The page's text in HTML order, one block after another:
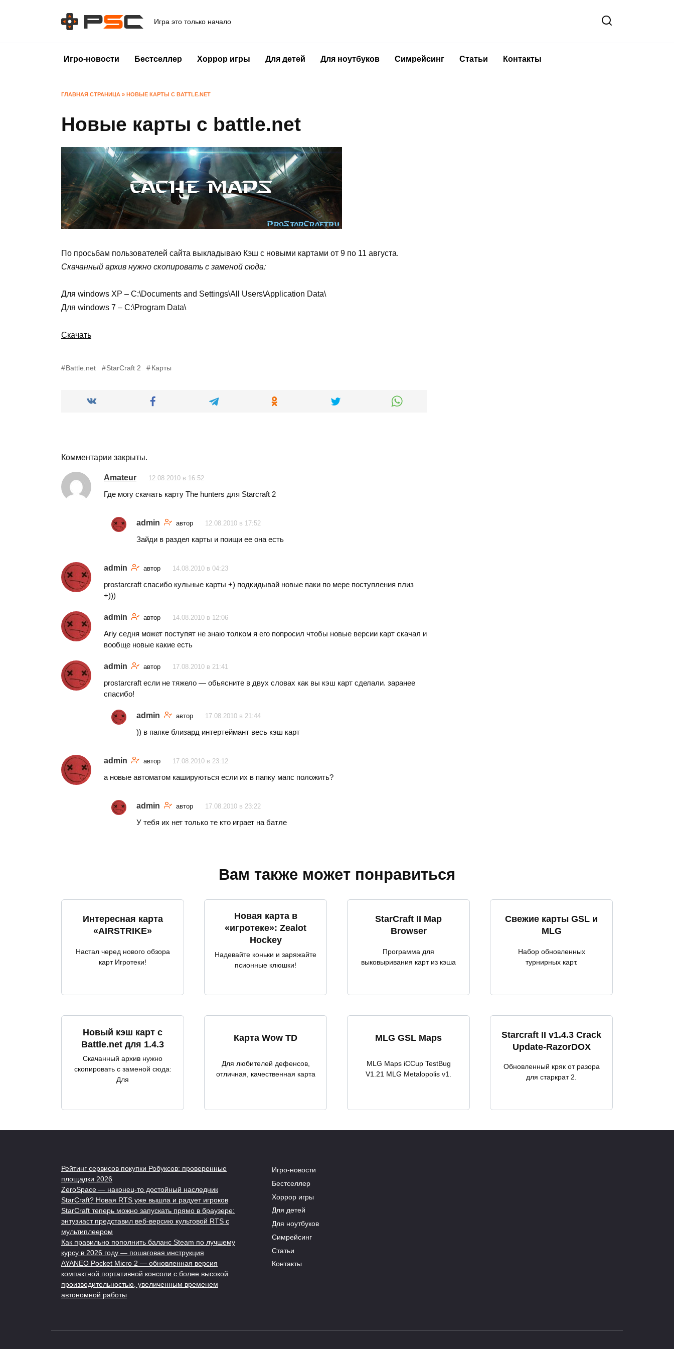
Игра это только начало
Игро-новости Бестселлер Хоррор игры Для детей Для ноутбуков Симрейсинг Статьи Контакты
ГЛАВНАЯ СТРАНИЦА » НОВЫЕ КАРТЫ С BATTLE.NET
Новые карты с battle.net
По просьбам пользователей сайта выкладываю Кэш с новыми картами от 9 по 11 августа.
Скачанный архив нужно скопировать c заменой сюда:
Для windows ХР – C:\Documents and Settings\All Users\Application Data\
Для windows 7 – C:\Program Data\
Скачать
Battle.net StarCraft 2 Карты
Комментарии закрыты.
Amateur 12.08.2010 в 16:52
Где могу скачать карту The hunters для Starcraft 2
admin автор 12.08.2010 в 17:52
Зайди в раздел карты и поищи ее она есть
admin автор 14.08.2010 в 04:23
prostarcraft спасибо кульные карты +) подкидывай новые паки по мере поступления плиз
+)))
admin автор 14.08.2010 в 12:06
Ariy седня может поступят не знаю толком я его попросил чтобы новые версии карт скачал и
вообще новые какие есть
admin автор 17.08.2010 в 21:41
prostarcraft если не тяжело — обьясните в двух словах как вы кэш карт сделали. заранее
спасибо!
admin автор 17.08.2010 в 21:44
)) в папке близард интертеймант весь кэш карт
admin автор 17.08.2010 в 23:12
а новые автоматом кашируються если их в папку мапс положить?
admin автор 17.08.2010 в 23:22
У тебя их нет только те кто играет на батле
Вам также может понравиться
Интересная карта
«AIRSTRIKE»
Настал черед нового обзора
карт Игротеки!
Новая карта в
«игротеке»: Zealot
Hockey
Надевайте коньки и заряжайте
псионные клюшки!
StarCraft II Map
Browser
Программа для
выковыривания карт из кэша
Свежие карты GSL и
MLG
Набор обновленных
турнирных карт.
Новый кэш карт с
Battle.net для 1.4.3
Скачанный архив нужно
скопировать c заменой сюда:
Для
Карта Wow TD
Для любителей дефенсов,
отличная, качественная карта
MLG GSL Maps
MLG Maps iCCup TestBug
V1.21 MLG Metalopolis v1.
Starcraft II v1.4.3 Crack
Update-RazorDOX
Обновленный кряк от разора
для старкрат 2.
Рейтинг сервисов покупки Робуксов: проверенные
площадки 2026
ZeroSpace — наконец-то достойный наследник
StarCraft? Новая RTS уже вышла и радует игроков
StarCraft теперь можно запускать прямо в браузере:
энтузиаст представил веб-версию культовой RTS с
мультиплеером
Как правильно пополнить баланс Steam по лучшему
курсу в 2026 году — пошаговая инструкция
AYANEO Pocket Micro 2 — обновленная версия
компактной портативной консоли с более высокой
производительностью, увеличенным временем
автономной работы
Игро-новости
Бестселлер
Хоррор игры
Для детей
Для ноутбуков
Симрейсинг
Статьи
Контакты